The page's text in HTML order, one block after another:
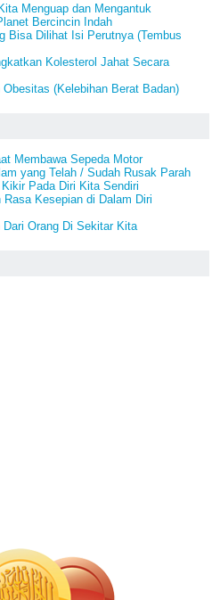
Menguap dan Mengantuk
Bercincin Indah
Bisa Dilihat Isi Perutnya (Tembus
Kolesterol Jahat Secara
(Kelebihan Berat Badan)
Membawa Sepeda Motor
yang Telah / Sudah Rusak Parah
Pada Diri Kita Sendiri
Kesepian di Dalam Diri
Orang Di Sekitar Kita